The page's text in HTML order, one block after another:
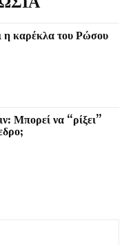
η καρέκλα του Ρώσου
Μπορεί να “ρίξει”